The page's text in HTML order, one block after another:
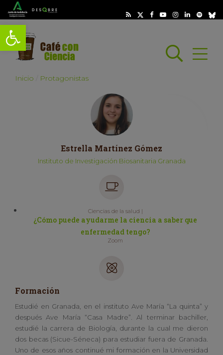
Abrir barra de herramientas
Abrir
Inicio Protagonistas
Estrella Martínez Gómez
Instituto de Investigación Biosanitaria Granada
Ciencias de la salud |
¿Cómo puede ayudarme la ciencia a saber que
enfermedad tengo?
Zoom
Formación
Estudié en Granada, en el instituto Ave María “La quinta” y
después Ave María “Casa Madre”. Al terminar bachiller,
estudié la carrera de Biología, durante la cual me dieron
dos becas (Sicue-Séneca) para estudiar fuera de Granada.
Uno de esos años continué mi formación en la Universidad